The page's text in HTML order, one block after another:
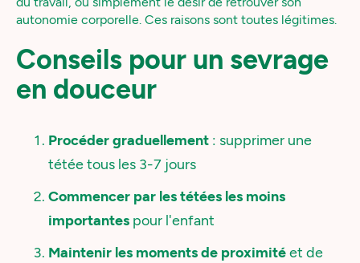
autonomie corporelle. Ces raisons sont toutes légitimes.
Conseils pour un sevrage
en douceur
Procéder graduellement : supprimer une
tétée tous les 3-7 jours
Commencer par les tétées les moins
importantes pour l'enfant
Maintenir les moments de proximitéet de